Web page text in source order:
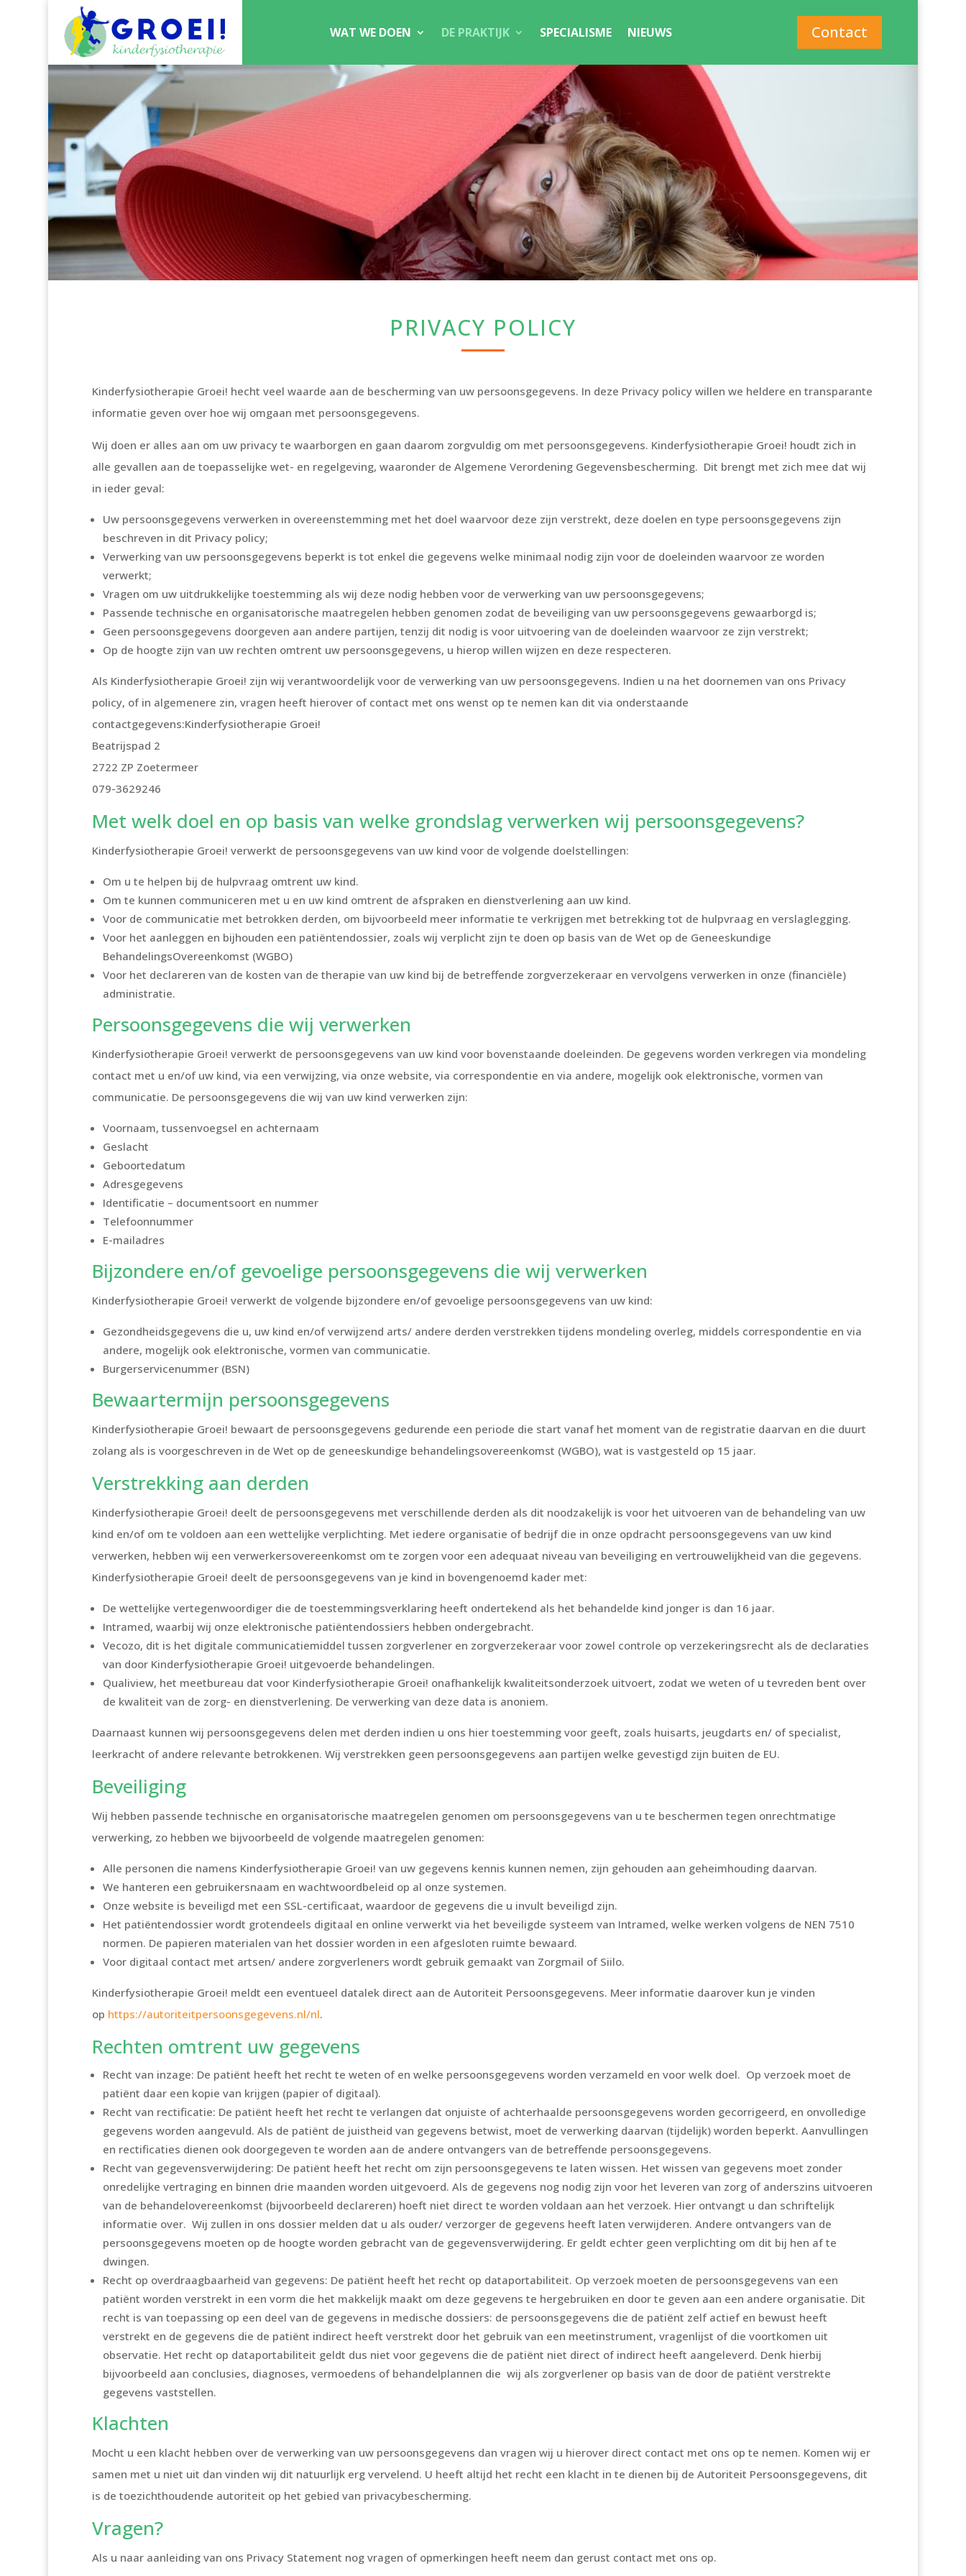
WAT WE DOEN DE PRAKTIJK SPECIALISME NIEUWS Contact
PRIVACY POLICY
Kinderfysiotherapie Groei! hecht veel waarde aan de bescherming van uw persoonsgegevens. In deze Privacy policy willen we heldere en transparante
informatie geven over hoe wij omgaan met persoonsgegevens.
Wij doen er alles aan om uw privacy te waarborgen en gaan daarom zorgvuldig om met persoonsgegevens. Kinderfysiotherapie Groei! houdt zich in
alle gevallen aan de toepasselijke wet- en regelgeving, waaronder de Algemene Verordening Gegevensbescherming. Dit brengt met zich mee dat wij
in ieder geval:
Uw persoonsgegevens verwerken in overeenstemming met het doel waarvoor deze zijn verstrekt, deze doelen en type persoonsgegevens zijn
beschreven in dit Privacy policy;
Verwerking van uw persoonsgegevens beperkt is tot enkel die gegevens welke minimaal nodig zijn voor de doeleinden waarvoor ze worden
verwerkt;
Vragen om uw uitdrukkelijke toestemming als wij deze nodig hebben voor de verwerking van uw persoonsgegevens;
Passende technische en organisatorische maatregelen hebben genomen zodat de beveiliging van uw persoonsgegevens gewaarborgd is;
Geen persoonsgegevens doorgeven aan andere partijen, tenzij dit nodig is voor uitvoering van de doeleinden waarvoor ze zijn verstrekt;
Op de hoogte zijn van uw rechten omtrent uw persoonsgegevens, u hierop willen wijzen en deze respecteren.
Als Kinderfysiotherapie Groei! zijn wij verantwoordelijk voor de verwerking van uw persoonsgegevens. Indien u na het doornemen van ons Privacy
policy, of in algemenere zin, vragen heeft hierover of contact met ons wenst op te nemen kan dit via onderstaande
contactgegevens:Kinderfysiotherapie Groei!
Beatrijspad 2
2722 ZP Zoetermeer
079-3629246
Met welk doel en op basis van welke grondslag verwerken wij persoonsgegevens?
Kinderfysiotherapie Groei! verwerkt de persoonsgegevens van uw kind voor de volgende doelstellingen:
Om u te helpen bij de hulpvraag omtrent uw kind.
Om te kunnen communiceren met u en uw kind omtrent de afspraken en dienstverlening aan uw kind.
Voor de communicatie met betrokken derden, om bijvoorbeeld meer informatie te verkrijgen met betrekking tot de hulpvraag en verslaglegging.
Voor het aanleggen en bijhouden een patiëntendossier, zoals wij verplicht zijn te doen op basis van de Wet op de Geneeskundige
BehandelingsOvereenkomst (WGBO)
Voor het declareren van de kosten van de therapie van uw kind bij de betreffende zorgverzekeraar en vervolgens verwerken in onze (financiële)
administratie.
Persoonsgegevens die wij verwerken
Kinderfysiotherapie Groei! verwerkt de persoonsgegevens van uw kind voor bovenstaande doeleinden. De gegevens worden verkregen via mondeling
contact met u en/of uw kind, via een verwijzing, via onze website, via correspondentie en via andere, mogelijk ook elektronische, vormen van
communicatie. De persoonsgegevens die wij van uw kind verwerken zijn:
Voornaam, tussenvoegsel en achternaam
Geslacht
Geboortedatum
Adresgegevens
Identificatie – documentsoort en nummer
Telefoonnummer
E-mailadres
Bijzondere en/of gevoelige persoonsgegevens die wij verwerken
Kinderfysiotherapie Groei! verwerkt de volgende bijzondere en/of gevoelige persoonsgegevens van uw kind:
Gezondheidsgegevens die u, uw kind en/of verwijzend arts/ andere derden verstrekken tijdens mondeling overleg, middels correspondentie en via
andere, mogelijk ook elektronische, vormen van communicatie.
Burgerservicenummer (BSN)
Bewaartermijn persoonsgegevens
Kinderfysiotherapie Groei! bewaart de persoonsgegevens gedurende een periode die start vanaf het moment van de registratie daarvan en die duurt
zolang als is voorgeschreven in de Wet op de geneeskundige behandelingsovereenkomst (WGBO), wat is vastgesteld op 15 jaar.
Verstrekking aan derden
Kinderfysiotherapie Groei! deelt de persoonsgegevens met verschillende derden als dit noodzakelijk is voor het uitvoeren van de behandeling van uw
kind en/of om te voldoen aan een wettelijke verplichting. Met iedere organisatie of bedrijf die in onze opdracht persoonsgegevens van uw kind
verwerken, hebben wij een verwerkersovereenkomst om te zorgen voor een adequaat niveau van beveiliging en vertrouwelijkheid van die gegevens.
Kinderfysiotherapie Groei! deelt de persoonsgegevens van je kind in bovengenoemd kader met:
De wettelijke vertegenwoordiger die de toestemmingsverklaring heeft ondertekend als het behandelde kind jonger is dan 16 jaar.
Intramed, waarbij wij onze elektronische patiëntendossiers hebben ondergebracht.
Vecozo, dit is het digitale communicatiemiddel tussen zorgverlener en zorgverzekeraar voor zowel controle op verzekeringsrecht als de declaraties
van door Kinderfysiotherapie Groei! uitgevoerde behandelingen.
Qualiview, het meetbureau dat voor Kinderfysiotherapie Groei! onafhankelijk kwaliteitsonderzoek uitvoert, zodat we weten of u tevreden bent over
de kwaliteit van de zorg- en dienstverlening. De verwerking van deze data is anoniem.
Daarnaast kunnen wij persoonsgegevens delen met derden indien u ons hier toestemming voor geeft, zoals huisarts, jeugdarts en/ of specialist,
leerkracht of andere relevante betrokkenen. Wij verstrekken geen persoonsgegevens aan partijen welke gevestigd zijn buiten de EU.
Beveiliging
Wij hebben passende technische en organisatorische maatregelen genomen om persoonsgegevens van u te beschermen tegen onrechtmatige
verwerking, zo hebben we bijvoorbeeld de volgende maatregelen genomen:
Alle personen die namens Kinderfysiotherapie Groei! van uw gegevens kennis kunnen nemen, zijn gehouden aan geheimhouding daarvan.
We hanteren een gebruikersnaam en wachtwoordbeleid op al onze systemen.
Onze website is beveiligd met een SSL-certificaat, waardoor de gegevens die u invult beveiligd zijn.
Het patiëntendossier wordt grotendeels digitaal en online verwerkt via het beveiligde systeem van Intramed, welke werken volgens de NEN 7510
normen. De papieren materialen van het dossier worden in een afgesloten ruimte bewaard.
Voor digitaal contact met artsen/ andere zorgverleners wordt gebruik gemaakt van Zorgmail of Siilo.
Kinderfysiotherapie Groei! meldt een eventueel datalek direct aan de Autoriteit Persoonsgegevens. Meer informatie daarover kun je vinden
op https://autoriteitpersoonsgegevens.nl/nl.
Rechten omtrent uw gegevens
Recht van inzage: De patiënt heeft het recht te weten of en welke persoonsgegevens worden verzameld en voor welk doel. Op verzoek moet de
patiënt daar een kopie van krijgen (papier of digitaal).
Recht van rectificatie: De patiënt heeft het recht te verlangen dat onjuiste of achterhaalde persoonsgegevens worden gecorrigeerd, en onvolledige
gegevens worden aangevuld. Als de patiënt de juistheid van gegevens betwist, moet de verwerking daarvan (tijdelijk) worden beperkt. Aanvullingen
en rectificaties dienen ook doorgegeven te worden aan de andere ontvangers van de betreffende persoonsgegevens.
Recht van gegevensverwijdering: De patiënt heeft het recht om zijn persoonsgegevens te laten wissen. Het wissen van gegevens moet zonder
onredelijke vertraging en binnen drie maanden worden uitgevoerd. Als de gegevens nog nodig zijn voor het leveren van zorg of anderszins uitvoeren
van de behandelovereenkomst (bijvoorbeeld declareren) hoeft niet direct te worden voldaan aan het verzoek. Hier ontvangt u dan schriftelijk
informatie over. Wij zullen in ons dossier melden dat u als ouder/ verzorger de gegevens heeft laten verwijderen. Andere ontvangers van de
persoonsgegevens moeten op de hoogte worden gebracht van de gegevensverwijdering. Er geldt echter geen verplichting om dit bij hen af te
dwingen.
Recht op overdraagbaarheid van gegevens: De patiënt heeft het recht op dataportabiliteit. Op verzoek moeten de persoonsgegevens van een
patiënt worden verstrekt in een vorm die het makkelijk maakt om deze gegevens te hergebruiken en door te geven aan een andere organisatie. Dit
recht is van toepassing op een deel van de gegevens in medische dossiers: de persoonsgegevens die de patiënt zelf actief en bewust heeft
verstrekt en de gegevens die de patiënt indirect heeft verstrekt door het gebruik van een meetinstrument, vragenlijst of die voortkomen uit
observatie. Het recht op dataportabiliteit geldt dus niet voor gegevens die de patiënt niet direct of indirect heeft aangeleverd. Denk hierbij
bijvoorbeeld aan conclusies, diagnoses, vermoedens of behandelplannen die wij als zorgverlener op basis van de door de patiënt verstrekte
gegevens vaststellen.
Klachten
Mocht u een klacht hebben over de verwerking van uw persoonsgegevens dan vragen wij u hierover direct contact met ons op te nemen. Komen wij er
samen met u niet uit dan vinden wij dit natuurlijk erg vervelend. U heeft altijd het recht een klacht in te dienen bij de Autoriteit Persoonsgegevens, dit
is de toezichthoudende autoriteit op het gebied van privacybescherming.
Vragen?
Als u naar aanleiding van ons Privacy Statement nog vragen of opmerkingen heeft neem dan gerust contact met ons op.